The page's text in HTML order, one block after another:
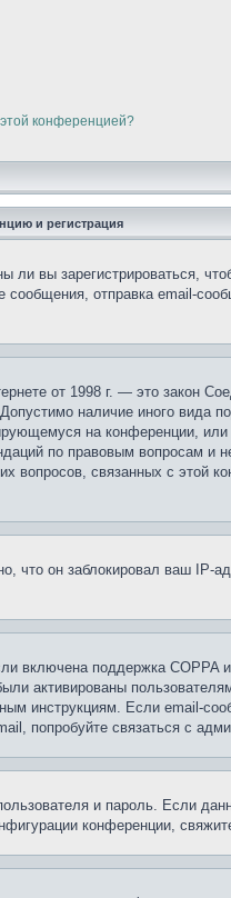
конференцией?
и регистрация
вы зарегистрироваться,
отправка email-
от 1998 г. — это закон
наличие иного вида
на конференции,
по правовым вопросам и
вопросов, связанных с этой
что он заблокировал ваш IP-
поддержка COPPA
активированы
инструкциям. Если email-
попробуйте связаться с
и пароль. Если
конференции,